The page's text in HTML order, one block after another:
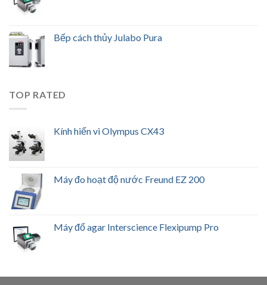
Bếp cách thủy Julabo Pura
TOP RATED
Kính hiển vi Olympus CX43
Máy đo hoạt độ nước Freund EZ 200
Máy đổ agar Interscience Flexipump Pro